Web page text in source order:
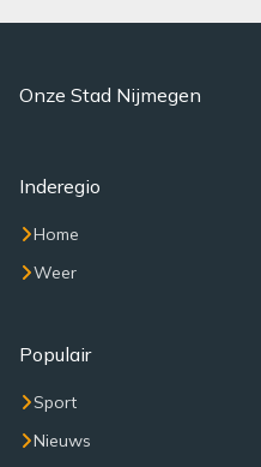
Onze Stad Nijmegen
Inderegio
Home
Weer
Populair
Sport
Nieuws